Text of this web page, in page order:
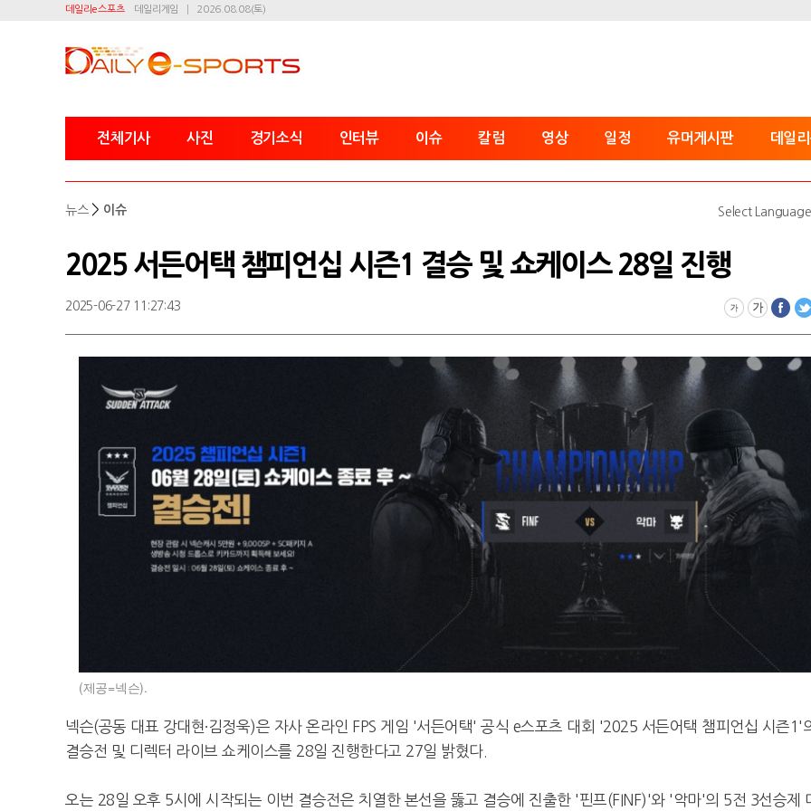
데일리e스포츠 데일리게임 2026.08.08(토)
전체기사 사진 경기소식 인터뷰 이슈 칼럼 영상 일정 유머게시판 데일
뉴스 > 이슈 Select Language
2025 서든어택 챔피언십 시즌1 결승 및 쇼케이스 28일 진행
2025-06-27 11:27:43
(제공=넥슨).
넥슨(공동 대표 강대현∙김정욱)은 자사 온라인 FPS 게임 '서든어택' 공식 e스포츠 대회 '2025 서든어택 챔피언십 시즌1'
결승전 및 디렉터 라이브 쇼케이스를 28일 진행한다고 27일 밝혔다.
오는 28일 오후 5시에 시작되는 이번 결승전은 치열한 본선을 뚫고 결승에 진출한 '핀프(FINF)'와 '악마'의 5전 3선승제